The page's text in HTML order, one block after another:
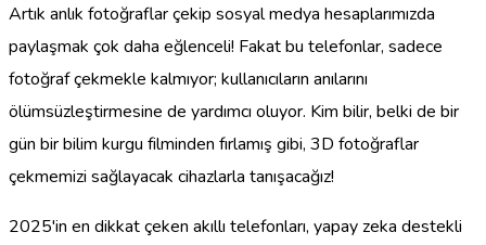
Artık anlık fotoğraflar çekip sosyal medya hesaplarımızda
paylaşmak çok daha eğlenceli! Fakat bu telefonlar, sadece
fotoğraf çekmekle kalmıyor; kullanıcıların anılarını
ölümsüzleştirmesine de yardımcı oluyor. Kim bilir, belki de bir
gün bir bilim kurgu filminden fırlamış gibi, 3D fotoğraflar
çekmemizi sağlayacak cihazlarla tanışacağız!
2025'in en dikkat çeken akıllı telefonları, yapay zeka destekli